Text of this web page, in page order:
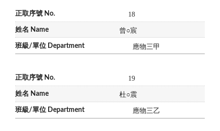
18
曾○宸
應物三甲
19
杜○震
應物三乙